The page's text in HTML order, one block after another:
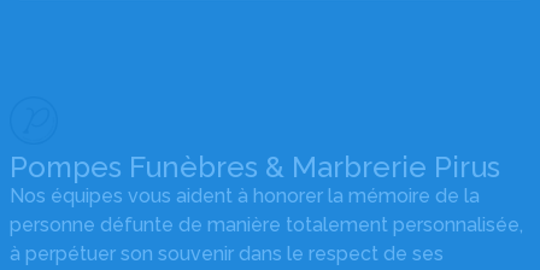
Pompes Funèbres & Marbrerie Pirus
Nos équipes vous aident à honorer la mémoire de la
personne défunte de manière totalement personnalisée,
à perpétuer son souvenir dans le respect de ses